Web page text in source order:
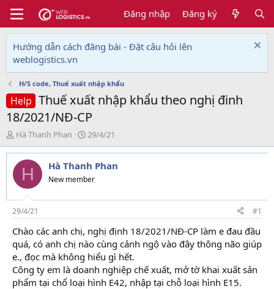
Đăng nhập Đăng ký
Hướng dẫn cách đăng bài - Đặt câu hỏi lên
weblogistics.vn
H/S code, Thuế xuất nhập khẩu
Help Thuế xuất nhập khẩu theo nghị đinh
18/2021/NĐ-CP
T
h
r
e
d
s
t
a
r
t
e
r
Hà Thanh Phan
N
g
à
y
g
i
29/4/21
H Hà Thanh Phan
New member
29/4/21 #1
Chào các anh chị, nghị định 18/2021/NĐ-CP làm e đau đầu
quá, có anh chị nào cùng cảnh ngộ vào đây thông não giúp
e., đọc mà không hiểu gì hết.
Công ty em là doanh nghiệp chế xuất, mở tờ khai xuất sản
phẩm tại chổ loại hình E42, nhập tại chỗ loại hình E15.